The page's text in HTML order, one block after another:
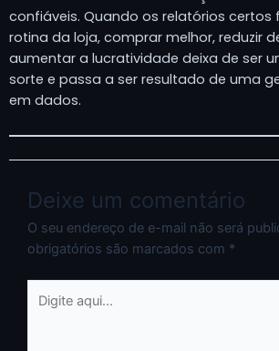
confiáveis. Quando os relatórios certos
rotina da loja, comprar melhor, reduzir
aumentar a lucratividade deixa de ser
sorte e passa a ser resultado de uma
em dados.
Deixe um comentário
O seu endereço de e-mail não será
obrigatórios são marcados com *
aqui...